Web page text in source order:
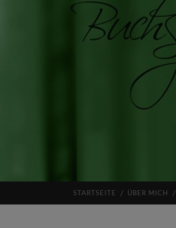
STARTSEITE ÜBER MICH